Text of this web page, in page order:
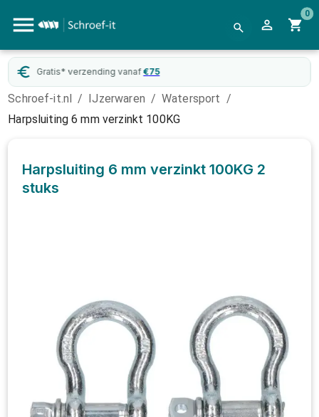
0
Gratis* verzending vanaf €75
Schroef-it.nl / IJzerwaren / Watersport /
Harpsluiting 6 mm verzinkt 100KG
Harpsluiting 6 mm verzinkt 100KG 2
stuks